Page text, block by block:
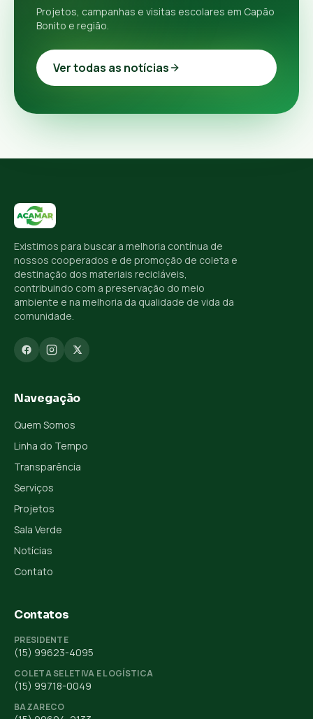
Projetos, campanhas e visitas escolares em Capão
Bonito e região.
Ver todas as notícias
Existimos para buscar a melhoria contínua de
nossos cooperados e de promoção de coleta e
destinação dos materiais recicláveis,
contribuindo com a preservação do meio
ambiente e na melhoria da qualidade de vida da
comunidade.
Navegação
Quem Somos
Linha do Tempo
Transparência
Serviços
Projetos
Sala Verde
Notícias
Contato
Contatos
PRESIDENTE
(15) 99623-4095
COLETA SELETIVA E LOGÍSTICA
(15) 99718-0049
BAZARECO